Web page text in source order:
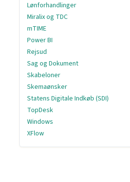
Lønforhandlinger
Miralix og TDC
mTIME
Power BI
Rejsud
Sag og Dokument
Skabeloner
Skemaønsker
Statens Digitale Indkøb (SDI)
TopDesk
Windows
XFlow